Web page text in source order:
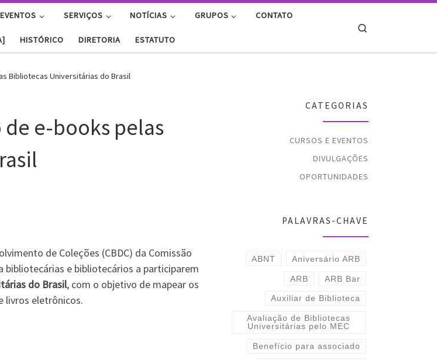
SERVIÇOS NOTÍCIAS GRUPOS CONTATO
HISTÓRICO DIRETORIA ESTATUTO
Bibliotecas Universitárias do Brasil
de e-books pelas
de Coleções (CBDC) da Comissão
bibliotecárias e bibliotecários a participarem
do Brasil, com o objetivo de mapear os
livros eletrônicos.
CATEGORIAS
CURSOS E EVENTOS
DIVULGAÇÕES
OPORTUNIDADES
PALAVRAS-CHAVE
ABNT Aniversário ARB
ARB ARB Bar
Auxiliar de Biblioteca
Avaliação de Bibliotecas
Universitárias pelo MEC
Benefício para associado